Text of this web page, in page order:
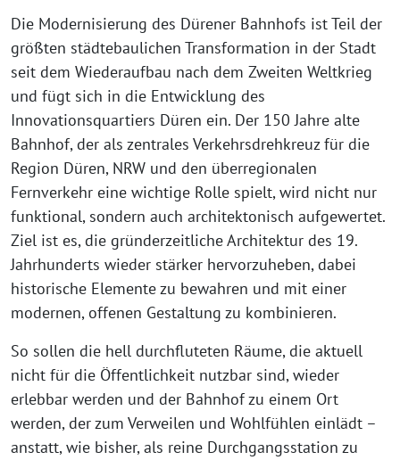
Die Modernisierung des Dürener Bahnhofs ist Teil der
größten städtebaulichen Transformation in der Stadt
seit dem Wiederaufbau nach dem Zweiten Weltkrieg
und fügt sich in die Entwicklung des
Innovationsquartiers Düren ein. Der 150 Jahre alte
Bahnhof, der als zentrales Verkehrsdrehkreuz für die
Region Düren, NRW und den überregionalen
Fernverkehr eine wichtige Rolle spielt, wird nicht nur
funktional, sondern auch architektonisch aufgewertet.
Ziel ist es, die gründerzeitliche Architektur des 19.
Jahrhunderts wieder stärker hervorzuheben, dabei
historische Elemente zu bewahren und mit einer
modernen, offenen Gestaltung zu kombinieren.
So sollen die hell durchfluteten Räume, die aktuell
nicht für die Öffentlichkeit nutzbar sind, wieder
erlebbar werden und der Bahnhof zu einem Ort
werden, der zum Verweilen und Wohlfühlen einlädt –
anstatt, wie bisher, als reine Durchgangsstation zu